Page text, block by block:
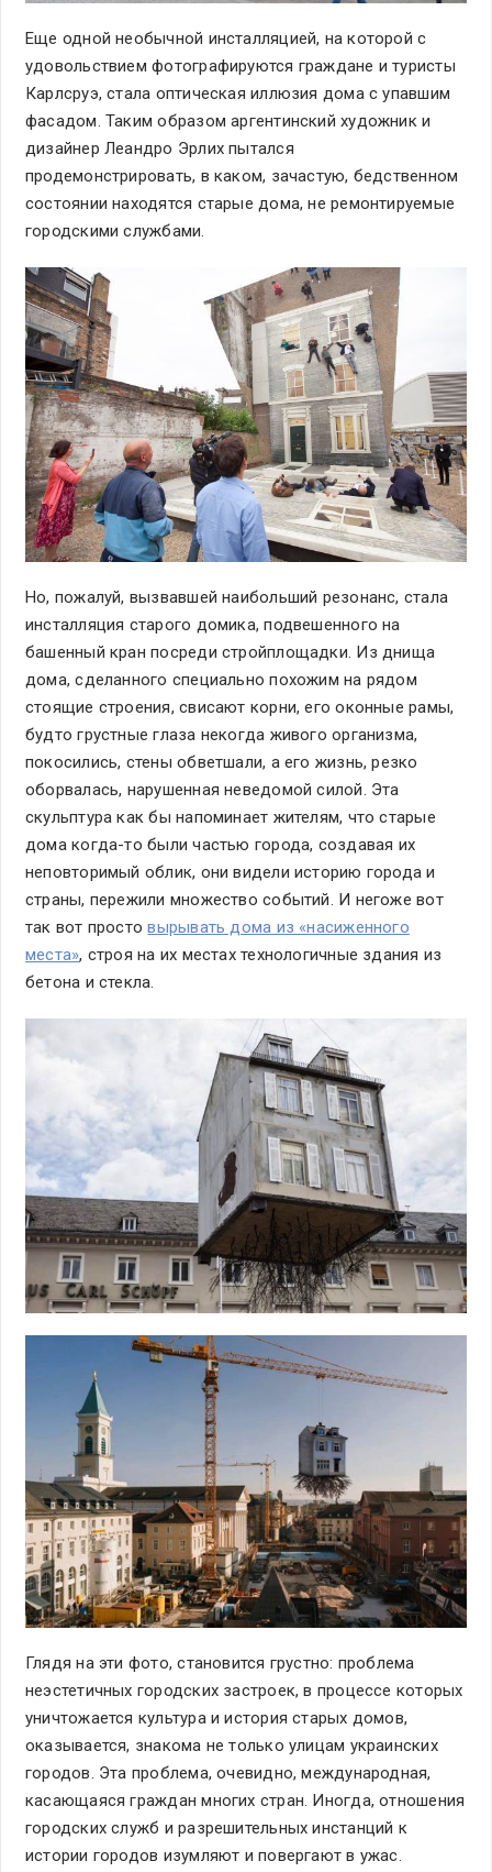
Еще одной необычной инсталляцией, на которой с
удовольствием фотографируются граждане и туристы
Карлсруэ, стала оптическая иллюзия дома с упавшим
фасадом. Таким образом аргентинский художник и
дизайнер Леандро Эрлих пытался
продемонстрировать, в каком, зачастую, бедственном
состоянии находятся старые дома, не ремонтируемые
городскими службами.
Но, пожалуй, вызвавшей наибольший резонанс, стала
инсталляция старого домика, подвешенного на
башенный кран посреди стройплощадки. Из днища
дома, сделанного специально похожим на рядом
стоящие строения, свисают корни, его оконные рамы,
будто грустные глаза некогда живого организма,
покосились, стены обветшали, а его жизнь, резко
оборвалась, нарушенная неведомой силой. Эта
скульптура как бы напоминает жителям, что старые
дома когда-то были частью города, создавая их
неповторимый облик, они видели историю города и
страны, пережили множество событий. И негоже вот
так вот простовырывать дома из «насиженного
места», строя на их местах технологичные здания из
бетона и стекла.
Глядя на эти фото, становится грустно: проблема
неэстетичных городских застроек, в процессе которых
уничтожается культура и история старых домов,
оказывается, знакома не только улицам украинских
городов. Эта проблема, очевидно, международная,
касающаяся граждан многих стран. Иногда, отношения
городских служб и разрешительных инстанций к
истории городов изумляют и повергают в ужас.